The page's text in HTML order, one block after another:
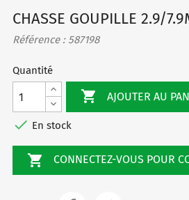
CHASSE GOUPILLE 2.9/
Référence : 587198
Quantité
 AJOUTER AU
 En stock
 CONNECTEZ-VOUS POUR